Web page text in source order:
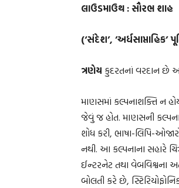
લાઉડમાઉથ : સૌરભ શાહ
(‘સંદેશ’,
ત્રણેય કુદરતનાં વરદાન છે
માણસમાં કલ્પનાશક્તિ ન
જેવું જ હોત. માણસની
શોધ કરી, ભાષા-લિપિ-
નથી. આ કલ્પનાના સહારે
ઈન્ટરનેટ તથા વેબવિશ્વના
બોલતી કરે છે,